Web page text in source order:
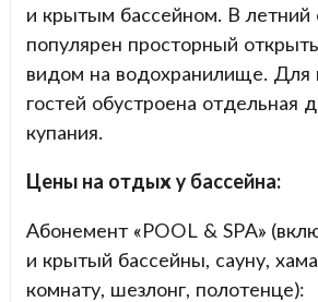
и крытым бассейном. В летний
популярен просторный
видом на водохранилище. Для
гостей обустроена отдельная
купания.
Цены на отдых у бассейна:
Абонемент «POOL & SPA»
и крытый бассейны, сауну,
комнату, шезлонг, полотенце):